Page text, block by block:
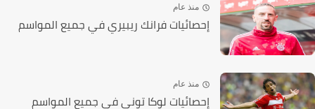
منذ عام
إحصائيات فرانك ريبيري في جميع المواسم
منذ عام
إحصائيات لوكا توني في جميع المواسم